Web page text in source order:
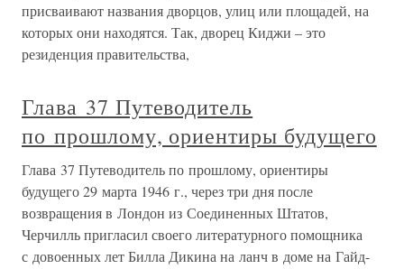
присваивают названия дворцов, улиц или площадей, на
которых они находятся. Так, дворец Киджи – это
резиденция правительства,
Глава 37 Путеводитель
по прошлому, ориентиры будущего
Глава 37 Путеводитель по прошлому, ориентиры
будущего 29 марта 1946 г., через три дня после
возвращения в Лондон из Соединенных Штатов,
Черчилль пригласил своего литературного помощника
с довоенных лет Билла Дикина на ланч в доме на Гайд-